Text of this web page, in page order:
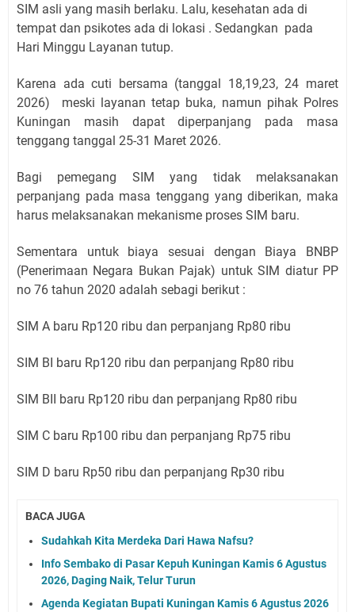
SIM asli yang masih berlaku. Lalu, kesehatan ada di
tempat dan psikotes ada di lokasi . Sedangkan pada
Hari Minggu Layanan tutup.
Karena ada cuti bersama (tanggal 18,19,23, 24 maret
2026) meski layanan tetap buka, namun pihak Polres
Kuningan masih dapat diperpanjang pada masa
tenggang tanggal 25-31 Maret 2026.
Bagi pemegang SIM yang tidak melaksanakan
perpanjang pada masa tenggang yang diberikan, maka
harus melaksanakan mekanisme proses SIM baru.
Sementara untuk biaya sesuai dengan Biaya BNBP
(Penerimaan Negara Bukan Pajak) untuk SIM diatur PP
no 76 tahun 2020 adalah sebagi berikut :
SIM A baru Rp120 ribu dan perpanjang Rp80 ribu
SIM BI baru Rp120 ribu dan perpanjang Rp80 ribu
SIM BII baru Rp120 ribu dan perpanjang Rp80 ribu
SIM C baru Rp100 ribu dan perpanjang Rp75 ribu
SIM D baru Rp50 ribu dan perpanjang Rp30 ribu
BACA JUGA
Sudahkah Kita Merdeka Dari Hawa Nafsu?
Info Sembako di Pasar Kepuh Kuningan Kamis 6 Agustus
2026, Daging Naik, Telur Turun
Agenda Kegiatan Bupati Kuningan Kamis 6 Agustus 2026